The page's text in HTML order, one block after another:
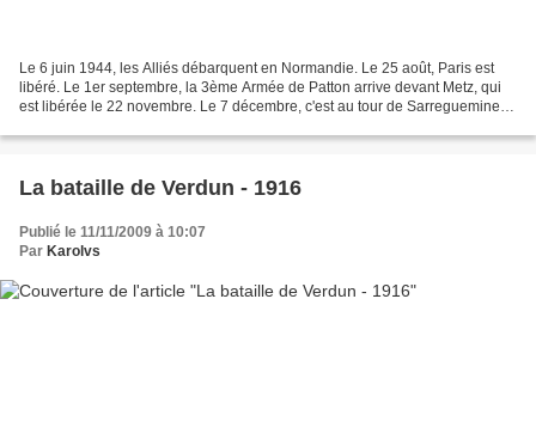
Le 6 juin 1944, les Alliés débarquent en Normandie. Le 25 août, Paris est
libéré. Le 1er septembre, la 3ème Armée de Patton arrive devant Metz, qui
est libérée le 22 novembre. Le 7 décembre, c'est au tour de Sarreguemines,
La bataille de Verdun - 1916
Publié le 11/11/2009 à 10:07
Par Karolvs